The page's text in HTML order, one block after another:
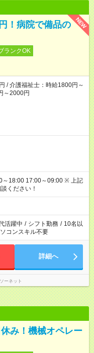
NEW
！病院で備品の
ランクOK
/ 介護福祉士：時給1800円～
～2000円
17:00～09:00 ※ 上記
ください！
活躍中 / シフト勤務 / 10名以
コンスキル不要
詳細へ
ーネット
み！機械オペレー